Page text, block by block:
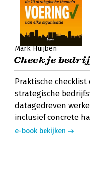
Mark Huijben
Check je
Praktische checklist
strategische
datagedreven
inclusief concrete
e-book bekijken